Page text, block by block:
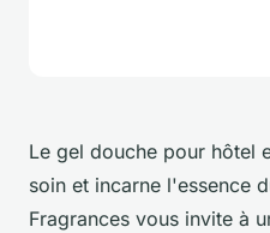
Le gel douche pour hôtel
soin et incarne l'essence
Fragrances vous invite à